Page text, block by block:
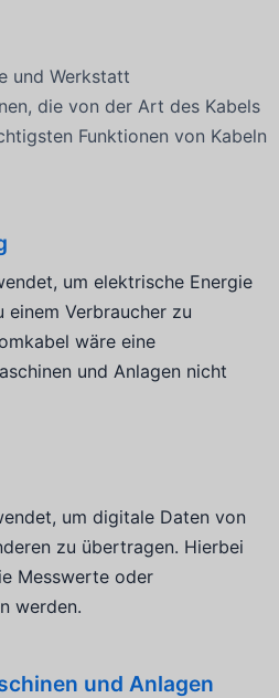
und Werkstatt
die von der Art des Kabels
Funktionen von Kabeln
um elektrische Energie
Verbraucher zu
wäre eine
und Anlagen nicht
um digitale Daten von
zu übertragen. Hierbei
Messwerte oder
werden.
und Anlagen